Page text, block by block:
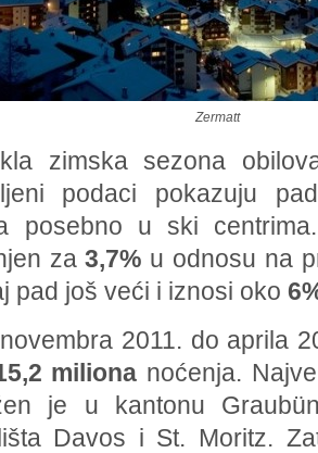
Zermatt
zimska sezona
podaci pokazuju
posebno u ski
za3,7% u odnosu na
pad još veći i iznosi oko
2011. do aprila
miliona noćenja.
je u kantonu
Davos i St. Moritz.